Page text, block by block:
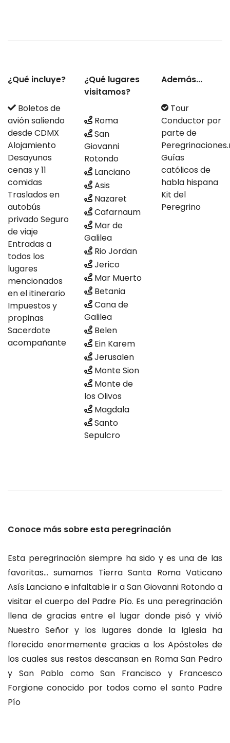
¿Qué incluye?
Boletos de
avión saliendo
desde CDMX
Alojamiento
Desayunos
cenas y 11
comidas
Traslados en
autobús
privado Seguro
de viaje
Entradas a
todos los
lugares
mencionados
en el itinerario
Impuestos y
propinas
Sacerdote
acompañante
¿Qué lugares
visitamos?
Roma
San
Giovanni
Rotondo
Lanciano
Asis
Nazaret
Cafarnaum
Mar de
Galilea
Rio Jordan
Jerico
Mar Muerto
Betania
Cana de
Galilea
Belen
Ein Karem
Jerusalen
Monte Sion
Monte de
los Olivos
Magdala
Santo
Sepulcro
Además...
Tour
Conductor por
parte de
Guías
católicos de
habla hispana
Kit del
Peregrino
Conoce más sobre esta peregrinación
Esta peregrinación siempre ha sido y es una de las
favoritas... sumamos Tierra Santa Roma Vaticano
Asís Lanciano e infaltable ir a San Giovanni Rotondo a
visitar el cuerpo del Padre Pío. Es una peregrinación
llena de gracias entre el lugar donde pisó y vivió
Nuestro Señor y los lugares donde la Iglesia ha
florecido enormemente gracias a los Apóstoles de
los cuales sus restos descansan en Roma San Pedro
y San Pablo como San Francisco y Francesco
Forgione conocido por todos como el santo Padre
Pío